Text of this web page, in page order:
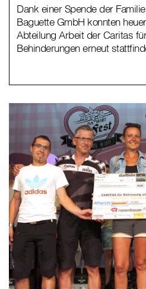
Dank einer Spende der
Baguette GmbH konnten
Abteilung Arbeit der Caritas
Behinderungen erneut